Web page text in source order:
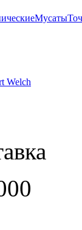
Мусаты
Welch